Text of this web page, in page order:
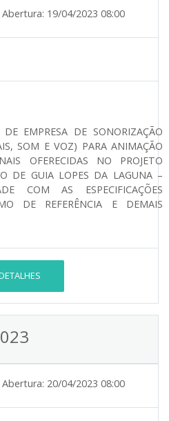
Abertura: 19/04/2023 08:00
EMPRESA DE SONORIZAÇÃO
SOM E VOZ) PARA ANIMAÇÃO
OFERECIDAS NO PROJETO
DE GUIA LOPES DA LAGUNA –
COM AS ESPECIFICAÇÕES
DE REFERÊNCIA E DEMAIS
Abertura: 20/04/2023 08:00